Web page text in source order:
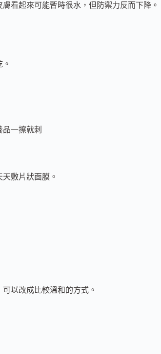
看起來可能暫時很水，但防禦力反而下降。
一擦就刺
敷片狀面膜。
以改成比較溫和的方式。